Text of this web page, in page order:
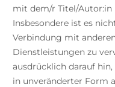
mit dem/r Titel/Autor:in
Insbesondere ist es
Verbindung mit
Dienstleistungen zu
ausdrücklich darauf
in unveränderter Form